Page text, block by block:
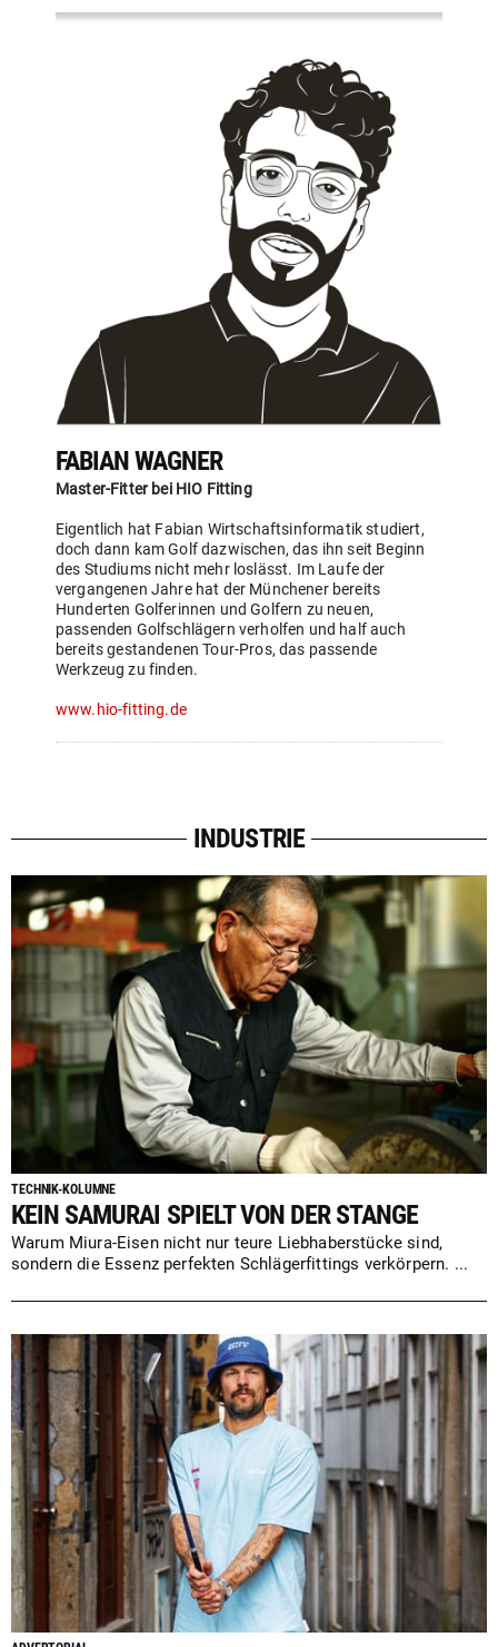
FABIAN WAGNER
Master-Fitter bei HIO Fitting
Eigentlich hat Fabian Wirtschaftsinformatik studiert,
doch dann kam Golf dazwischen, das ihn seit Beginn
des Studiums nicht mehr loslässt. Im Laufe der
vergangenen Jahre hat der Münchener bereits
Hunderten Golferinnen und Golfern zu neuen,
passenden Golfschlägern verholfen und half auch
bereits gestandenen Tour-Pros, das passende
Werkzeug zu finden.
www.hio-fitting.de
INDUSTRIE
TECHNIK-KOLUMNE
KEIN SAMURAI SPIELT VON DER STANGE
Warum Miura-Eisen nicht nur teure Liebhaberstücke sind,
sondern die Essenz perfekten Schlägerfittings verkörpern. ...